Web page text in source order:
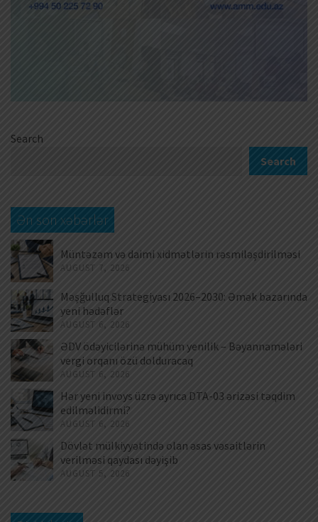
Search
Search
Ən son xəbərlər
Müntəzəm və daimi xidmətlərin rəsmiləşdirilməsi
AUGUST 7, 2026
Məşğulluq Strategiyası 2026–2030: Əmək bazarında
yeni hədəflər
AUGUST 6, 2026
ƏDV ödəyicilərinə mühüm yenilik – Bəyannamələri
vergi orqanı özü dolduracaq
AUGUST 6, 2026
Hər yeni invoys üzrə ayrıca DTA-03 ərizəsi təqdim
edilməlidirmi?
AUGUST 6, 2026
Dövlət mülkiyyətində olan əsas vəsaitlərin
verilməsi qaydası dəyişib
AUGUST 5, 2026